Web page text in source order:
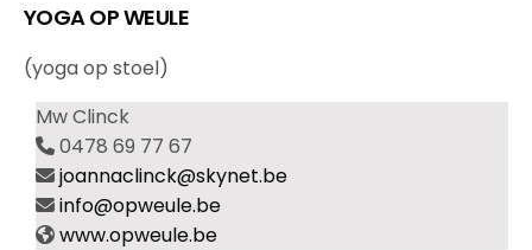
YOGA OP WEULE
(yoga op stoel)
Mw Clinck
0478 69 77 67
joannaclinck@skynet.be
info@opweule.be
www.opweule.be